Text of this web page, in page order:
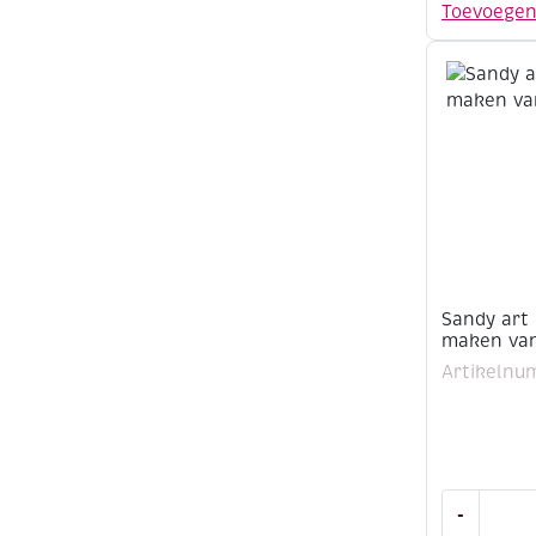
Toevoegen
gram,
zilver
aantal
Sandy
maken
-